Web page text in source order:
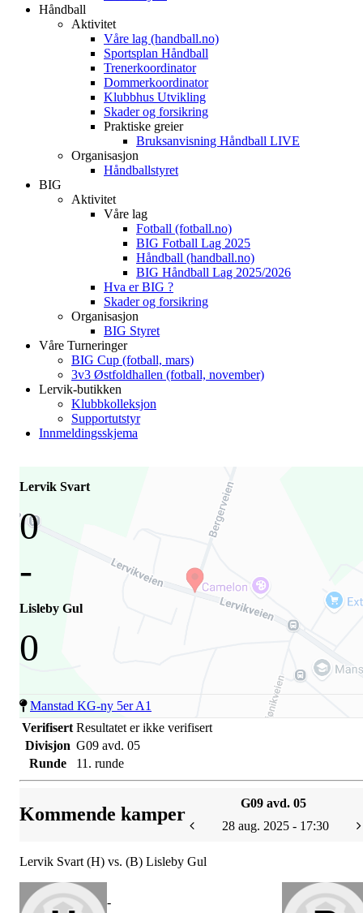
Håndball
Aktivitet
Våre lag (handball.no)
Sportsplan Håndball
Trenerkoordinator
Dommerkoordinator
Klubbhus Utvikling
Skader og forsikring
Praktiske greier
Bruksanvisning Håndball LIVE
Organisasjon
Håndballstyret
BIG
Aktivitet
Våre lag
Fotball (fotball.no)
BIG Fotball Lag 2025
Håndball (handball.no)
BIG Håndball Lag 2025/2026
Hva er BIG ?
Skader og forsikring
Organisasjon
BIG Styret
Våre Turneringer
BIG Cup (fotball, mars)
3v3 Østfoldhallen (fotball, november)
Lervik-butikken
Klubbkolleksjon
Supportutstyr
Innmeldingsskjema
Lervik Svart
0
-
Lisleby Gul
0
Manstad KG-ny 5er A1
Verifisert Resultatet er ikke verifisert
Divisjon G09 avd. 05
Runde
11. runde
Kommende kamper
G09 avd. 05
28 aug. 2025 - 17:30
Lervik Svart (H) vs. (B) Lisleby Gul
-